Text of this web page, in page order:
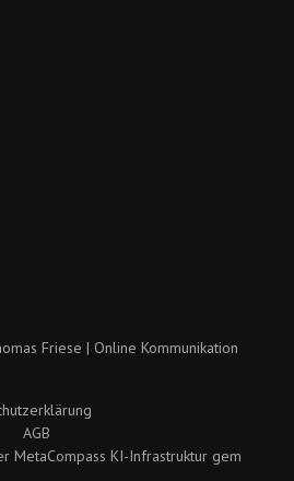
Friese | Online Kommunikation
AGB
MetaCompass KI-Infrastruktur gem